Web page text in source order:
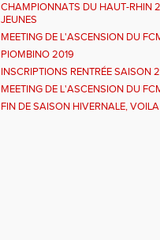
CHAMPIONNATS DU HAUT-RHIN
JEUNES
MEETING DE L'ASCENSION DU
PIOMBINO 2019
INSCRIPTIONS RENTRÉE SAISON
MEETING DE L'ASCENSION DU
FIN DE SAISON HIVERNALE,